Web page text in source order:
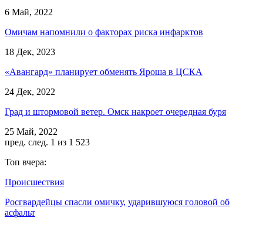
6 Май, 2022
Омичам напомнили о факторах риска инфарктов
18 Дек, 2023
«Авангард» планирует обменять Яроша в ЦСКА
24 Дек, 2022
Град и штормовой ветер. Омск накроет очередная буря
25 Май, 2022
пред. след. 1 из 1 523
Топ вчера:
Происшествия
Росгвардейцы спасли омичку, ударившуюся головой об
асфальт